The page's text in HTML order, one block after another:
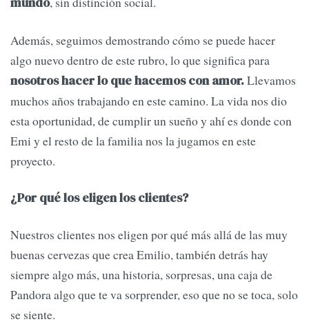
Además, seguimos demostrando cómo se puede hacer
algo nuevo dentro de este rubro, lo que significa para
nosotros hacer lo que hacemos con amor.Llevamos
muchos años trabajando en este camino. La vida nos dio
esta oportunidad, de cumplir un sueño y ahí es donde con
Emi y el resto de la familia nos la jugamos en este
proyecto.
¿Por qué los eligen los clientes?
Nuestros clientes nos eligen por qué más allá de las muy
buenas cervezas que crea Emilio, también detrás hay
siempre algo más, una historia, sorpresas, una caja de
Pandora algo que te va sorprender, eso que no se toca, solo
se siente.